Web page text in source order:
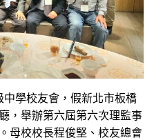
中學校友會，假新北市板橋
，舉辦第六屆第六次理監事
母校校長程俊堅、校友總會